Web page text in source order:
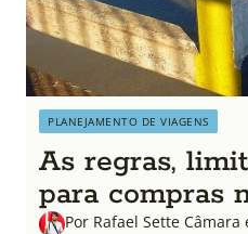
PLANEJAMENTO DE VIAGENS
As regras,
para compras
Por Rafael Sette